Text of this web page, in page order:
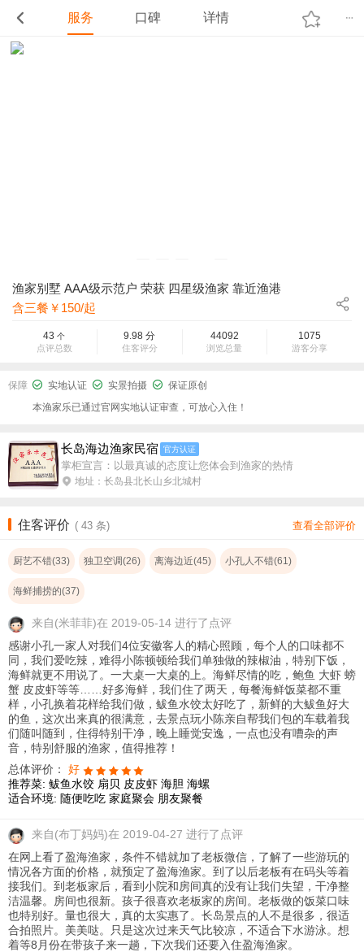
服务 口碑 详情
渔家别墅 AAA级示范户 荣获 四星级渔家 靠近渔港
含三餐￥150/起
43 个
点评总数
9.98 分
住客评分
44092
浏览总量
1075
游客分享
保障 实地认证 实景拍摄
保证原创
本渔家乐已通过官网实地认证审查，可放心入住！
长岛海边渔家民宿 官方认证
掌柜宣言：以最真诚的态度让您体会到渔家的热情
地址：长岛县北长山乡北城村
住客评价 ( 43 条) 查看全部评价
厨艺不错(33) 独卫空调(26) 离海边近(45) 小孔人不错(61)
海鲜捕捞的(37)
来自(米菲菲)在 2019-05-14 进行了点评
感谢小孔一家人对我们4位安徽客人的精心照顾，每个人的口味都不
同，我们爱吃辣，难得小陈顿顿给我们单独做的辣椒油，特别下饭，
海鲜就更不用说了。一大桌一大桌的上。海鲜尽情的吃，鲍鱼 大虾 螃
蟹 皮皮虾等等……好多海鲜，我们住了两天，每餐海鲜饭菜都不重
样，小孔换着花样给我们做，鲅鱼水饺太好吃了，新鲜的大鲅鱼好大
的鱼，这次出来真的很满意，去景点玩小陈亲自帮我们包的车载着我
们随叫随到，住得特别干净，晚上睡觉安逸，一点也没有嘈杂的声
音，特别舒服的渔家，值得推荐！
总体评价： 好
推荐菜: 鲅鱼水饺 扇贝 皮皮虾 海胆 海螺
适合环境: 随便吃吃 家庭聚会 朋友聚餐
来自(布丁妈妈)在 2019-04-27 进行了点评
在网上看了盈海渔家，条件不错就加了老板微信，了解了一些游玩的
情况各方面的价格，就预定了盈海渔家。到了以后老板有在码头等着
接我们。到老板家后，看到小院和房间真的没有让我们失望，干净整
洁温馨。房间也很新。孩子很喜欢老板家的房间。老板做的饭菜口味
也特别好。量也很大，真的太实惠了。长岛景点的人不是很多，很适
合拍照片。美美哒。只是这次过来天气比较凉，不适合下水游泳。想
着等8月份在带孩子来一趟，下次我们还要入住盈海渔家。